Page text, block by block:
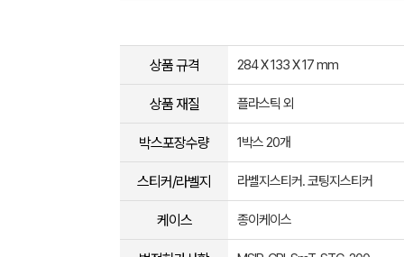
상품 규격 284 X 133 X 17 mm
상품 재질 플라스틱 외
박스포장수량 1박스 20개
스티커/라벨지 라벨지스티커. 코팅지스티커
케이스 종이케이스